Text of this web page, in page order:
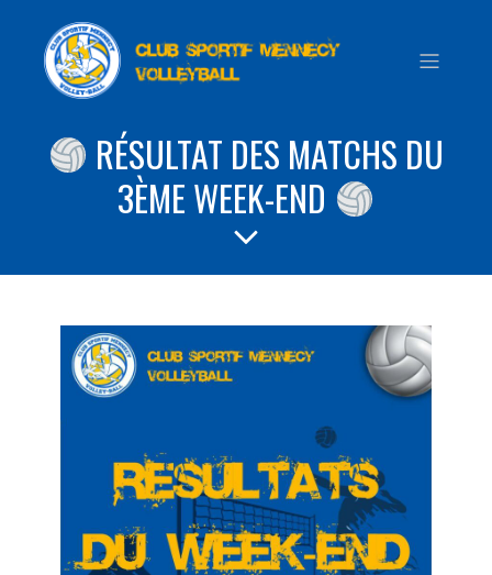
RÉSULTAT DES MATCHS DU
3ÈME WEEK-END